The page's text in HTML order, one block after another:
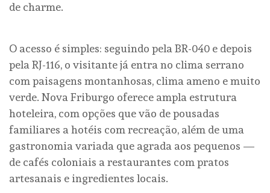
de charme.
O acesso é simples: seguindo pela BR-040 e depois
pela RJ-116, o visitante já entra no clima serrano
com paisagens montanhosas, clima ameno e muito
verde. Nova Friburgo oferece ampla estrutura
hoteleira, com opções que vão de pousadas
familiares a hotéis com recreação, além de uma
gastronomia variada que agrada aos pequenos —
de cafés coloniais a restaurantes com pratos
artesanais e ingredientes locais.